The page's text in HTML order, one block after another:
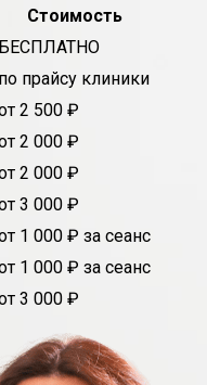
Стоимость
БЕСПЛАТНО
по прайсу клиники
2 500 ₽
2 000 ₽
2 000 ₽
3 000 ₽
1 000 ₽ за сеанс
1 000 ₽ за сеанс
3 000 ₽